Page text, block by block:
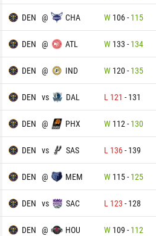
DEN @ CHA W 106- 115
DEN @ ATL W 133 - 134
DEN @ IND W 120- 135
DEN vs DAL L 121 - 131
DEN @ PHX W 112 - 130
DEN vs SAS L 136- 139
DEN @ MEM W 115- 125
DEN vs SAC L 123 - 128
DEN @ HOU W 109 - 112